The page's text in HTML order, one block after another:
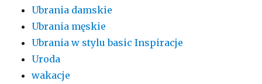
Ubrania damskie
Ubrania męskie
Ubrania w stylu basic Inspiracje
Uroda
wakacje